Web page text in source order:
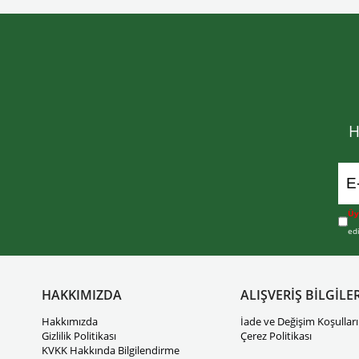
HAKKIMIZDA
Hakkımızda
Gizlilik Politikası
KVKK Hakkında Bilgilendirme
ALIŞVERİŞ
İade ve Değişim Koşulları
Çerez Politikası